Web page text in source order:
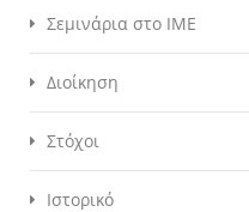
Σεμινάρια στο ΙΜΕ
Διοίκηση
Στόχοι
Ιστορικό